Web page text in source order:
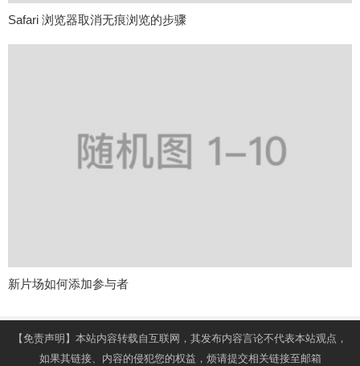
Safari 浏览器取消无痕浏览的步骤
新片场如何添加参与者
【免责声明】本站内容转载自互联网，其发布内容言论不代表本站观点，
如果其链接、内容的侵犯您的权益，烦请提交相关链接至邮箱